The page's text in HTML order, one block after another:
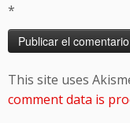
*
This site uses
comment data is